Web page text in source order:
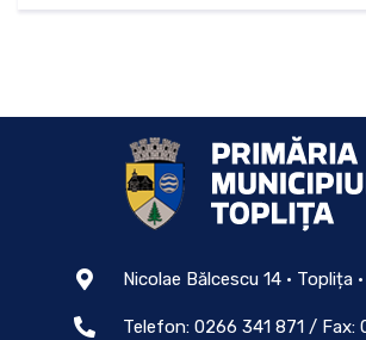
Nicolae Bălcescu 14 • Toplița
Telefon: 0266 341 871 / Fax: